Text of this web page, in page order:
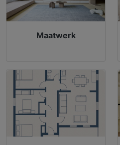
Maatwerk